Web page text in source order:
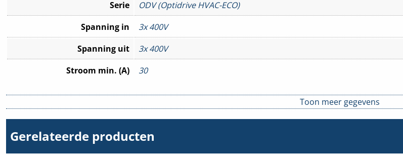
Serie
ODV (Optidrive HVAC-ECO)
Spanning in
3x 400V
Spanning uit
3x 400V
Stroom min. (A)
30
Stroom max. (A)
30
Keurmerken
EAC,
Toon meer gegevens
Gerelateerde producten